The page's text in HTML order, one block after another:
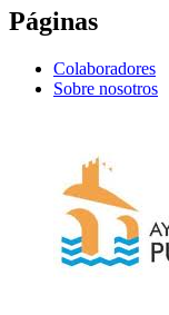
Páginas
Colaboradores
Sobre nosotros